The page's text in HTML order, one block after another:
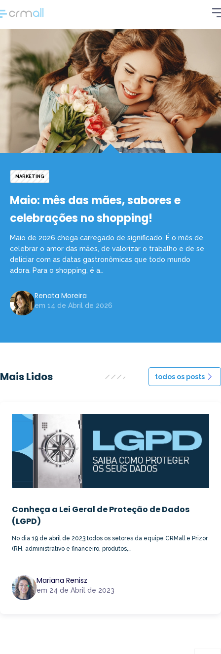
MARKETING
Maio: mês das mães, sabores e
celebrações no shopping!
Maio de 2026 chega carregado de significado. É o mês de
celebrar o amor das mães, de valorizar o trabalho e de se
deliciar com as datas gastronômicas que todo mundo
adora. Para o shopping, é a…
Renata Moreira
em 14 de Abril de 2026
Mais Lidos todos os posts
Conheça a Lei Geral de Proteção de Dados
(LGPD)
No dia 19 de abril de 2023 todos os setores da equipe CRMall e Prizor
(RH, administrativo e financeiro, produtos,…
Mariana Renisz
em 24 de Abril de 2023